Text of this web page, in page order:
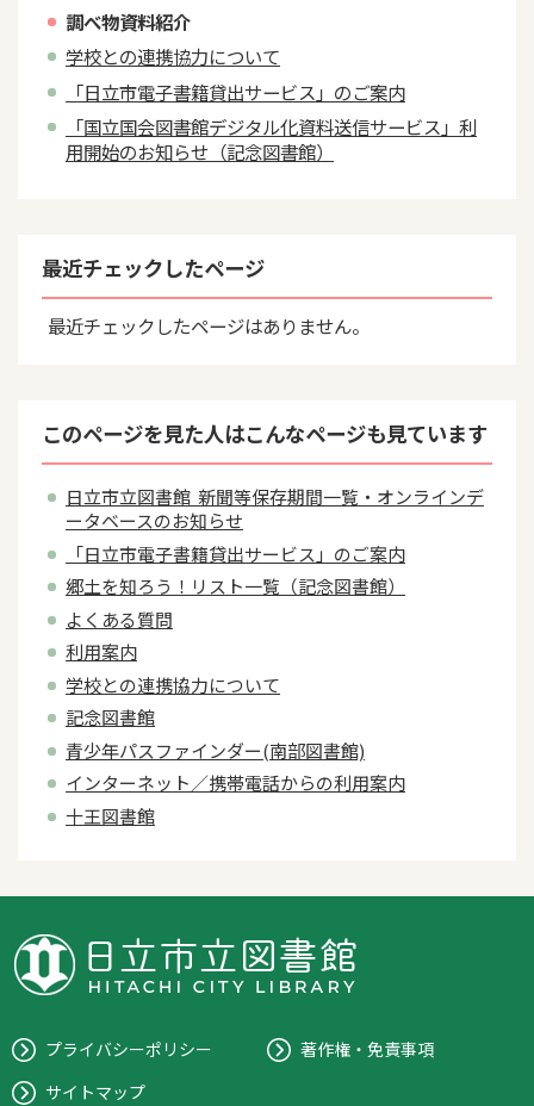
調べ物資料紹介
学校との連携協力について
「日立市電子書籍貸出サービス」のご案内
「国立国会図書館デジタル化資料送信サービス」利
用開始のお知らせ（記念図書館）
最近チェックしたページ
最近チェックしたページはありません。
このページを見た人はこんなページも見ています
日立市立図書館 新聞等保存期間一覧・オンラインデ
ータベースのお知らせ
「日立市電子書籍貸出サービス」のご案内
郷土を知ろう！リスト一覧（記念図書館）
よくある質問
利用案内
学校との連携協力について
記念図書館
青少年パスファインダー(南部図書館)
インターネット／携帯電話からの利用案内
十王図書館
プライバシーポリシー
著作権・免責事項
サイトマップ